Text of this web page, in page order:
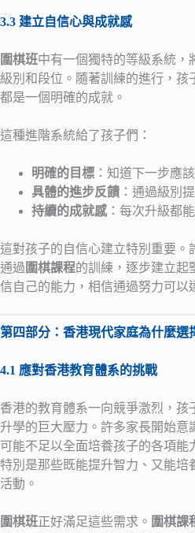
3.3 建立自信心與成就感
圍棋班中有一個獨特的等級系統，
級別和段位。隨著訓練的進行，孩
都是一個明確的成就。
這種進階系統給了孩子們：
明確的目標 ：知道下一步應
具體的進步反饋 ：通過級別
持續的成就感：每次升級都
這對孩子的自信心建立特別重要。
通過 圍棋課程的訓練，逐步建立起
信自己的能力，相信通過努力可以
第四部分：香港現代家庭為什麼選
4.1 應對香港教育體系的挑戰
香港的教育體系一向競爭激烈，孩
升學的巨大壓力。許多家長開始意
可能不足以全面培養孩子的各項能
特別是那些既能提升智力、又能培
活動。
圍棋班正好滿足這些需求。 圍棋課